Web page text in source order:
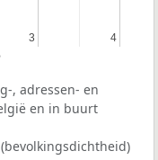
3
3 4
4
, adressen- en
en in buurt